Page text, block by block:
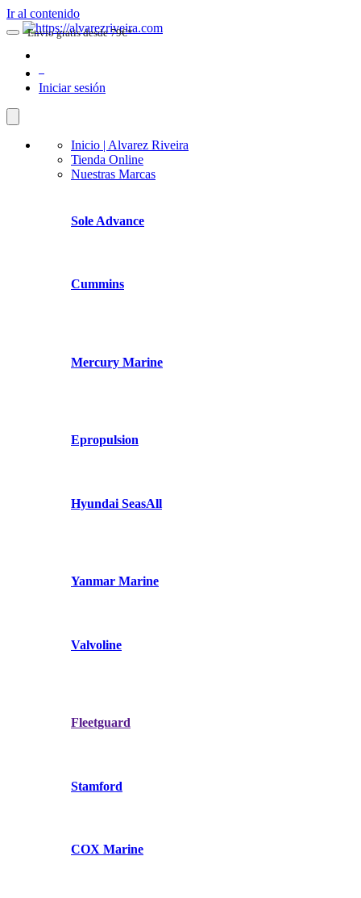
Ir al contenido
Iniciar sesión
Inicio | Alvarez Riveira
Tienda Online
Nuestras Marcas
Sole Advance
Cummins
Mercury Marine
Epropulsion
Hyundai SeasAll
Yanmar Marine
Valvoline
Fleetguard
Stamford
COX Marine
Envio gratis desde 79€*